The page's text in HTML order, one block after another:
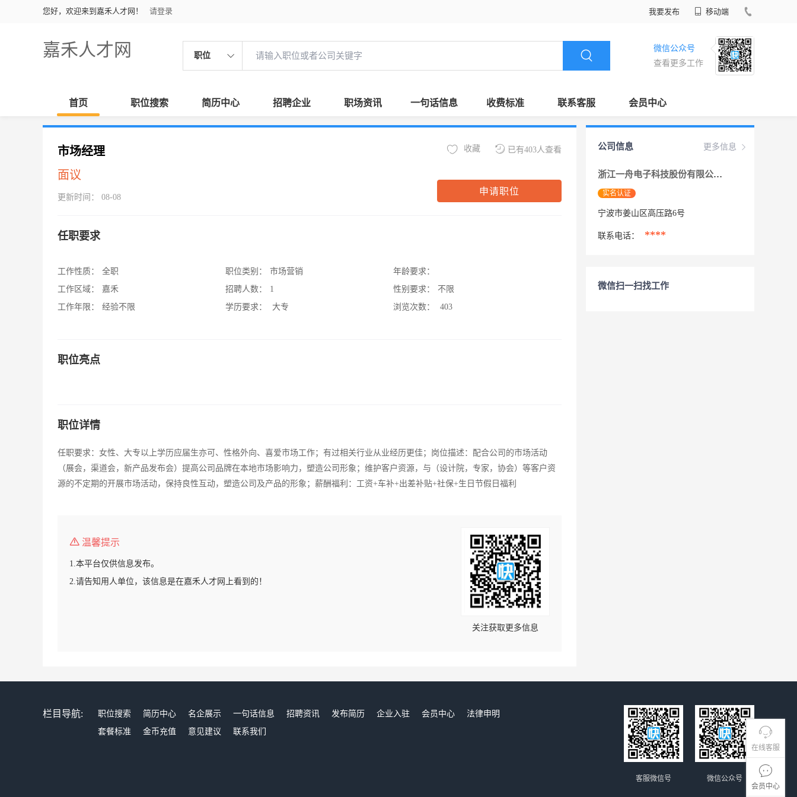
您好，欢迎来到嘉禾人才网！ 请登录 我要发布 移动端
嘉禾人才网 职位
微信公众号
查看更多工作
首页 职位搜索 简历中心 招聘企业 职场资讯 一句话信息 收费标准 联系客服 会员中心
在线客服
会员中心
市场经理
面议
更新时间： 08-08
已有403人查看
收藏
申请职位
任职要求
工作性质：
全职
工作区域：
嘉禾
工作年限：
经验不限
职位类别：
市场营销
招聘人数：
1
学历要求：
大专
年龄要求：
性别要求：
不限
浏览次数：
403
职位亮点
职位详情
任职要求：女性、大专以上学历应届生亦可、性格外向、喜爱市场工作；有过相关行业从业经历更佳；岗位描述：配合公司的市场活动
（展会，渠道会，新产品发布会）提高公司品牌在本地市场影响力，塑造公司形象；维护客户资源，与（设计院，专家，协会）等客户资
源的不定期的开展市场活动，保持良性互动，塑造公司及产品的形象；薪酬福利：工资+车补+出差补贴+社保+生日节假日福利
温馨提示
1.本平台仅供信息发布。
2.请告知用人单位，该信息是在嘉禾人才网上看到的！
关注获取更多信息
更多信息
公司信息
浙江一舟电子科技股份有限公司
实名认证
宁波市姜山区高压路6号
联系电话： ****
微信扫一扫找工作
栏目导航: 职位搜索 简历中心 名企展示 一句话信息 招聘资讯 发布简历 企业入驻 会员中心
法律申明
套餐标准
金币充值 意见建议 联系我们
微信公众号
客服微信号